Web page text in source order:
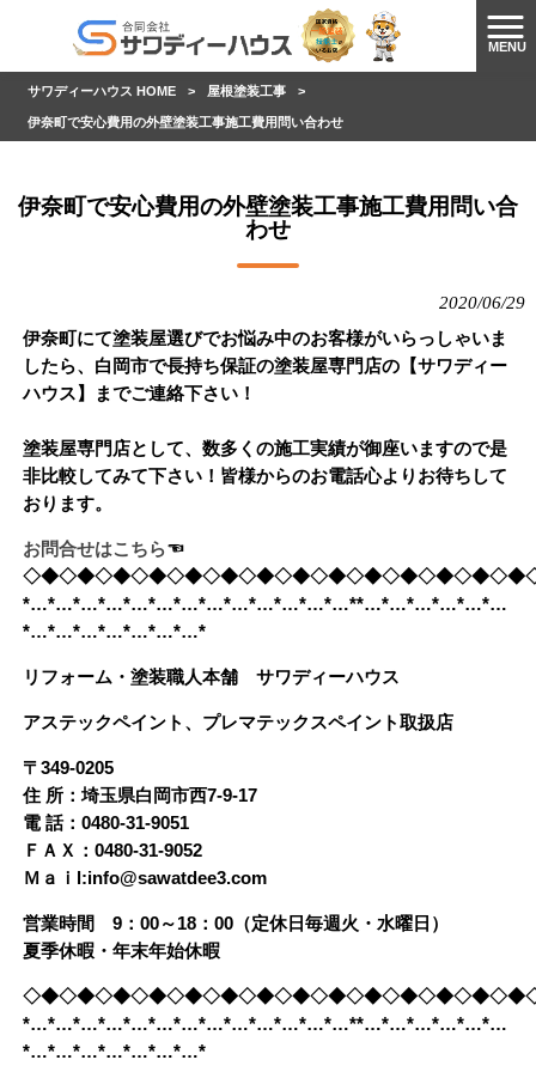
MENU
サワディーハウス HOME > 屋根塗装工事 >
伊奈町で安心費用の外壁塗装工事施工費用問い合わせ
伊奈町で安心費用の外壁塗装工事施工費用問い合
わせ
2020/06/29
伊奈町にて塗装屋選びでお悩み中のお客様がいらっしゃいま
したら、白岡市で長持ち保証の塗装屋専門店の【サワディー
ハウス】までご連絡下さい！
塗装屋専門店として、数多くの施工実績が御座いますので是
非比較してみて下さい！皆様からのお電話心よりお待ちして
おります。
お問合せはこちら☜
*…*…*…*…*…*…*…*…*…*…*…*…*…**…*…*…*…*…*…
*…*…*…*…*…*…*…*
リフォーム・塗装職人本舗 サワディーハウス
アステックペイント、プレマテックスペイント取扱店
〒349-0205
住 所：埼玉県白岡市西7-9-17
電 話：0480-31-9051
ＦＡＸ：0480-31-9052
Ｍａｉl:info@sawatdee3.com
営業時間 9：00～18：00（定休日毎週火・水曜日）
夏季休暇・年末年始休暇
*…*…*…*…*…*…*…*…*…*…*…*…*…**…*…*…*…*…*…
*…*…*…*…*…*…*…*